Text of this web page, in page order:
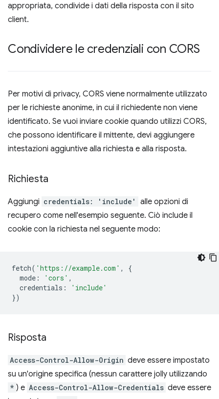
appropriata, condivide i dati della risposta con il sito
client.
Condividere le credenziali con CORS
Per motivi di privacy, CORS viene normalmente utilizzato
per le richieste anonime, in cui il richiedente non viene
identificato. Se vuoi inviare cookie quando utilizzi CORS,
che possono identificare il mittente, devi aggiungere
intestazioni aggiuntive alla richiesta e alla risposta.
Richiesta
Aggiungi credentials: 'include'
alle opzioni di
recupero come nell'esempio seguente. Ciò include il
cookie con la richiesta nel seguente modo:
fetch( 'https://example.com' ,
{
mode : 'cors' ,
credentials :
'include'
})
Risposta
Access-Control-Allow-Origin deve essere impostato
su un'origine specifica (nessun carattere jolly utilizzando
* ) e Access-Control-Allow-Credentials deve essere